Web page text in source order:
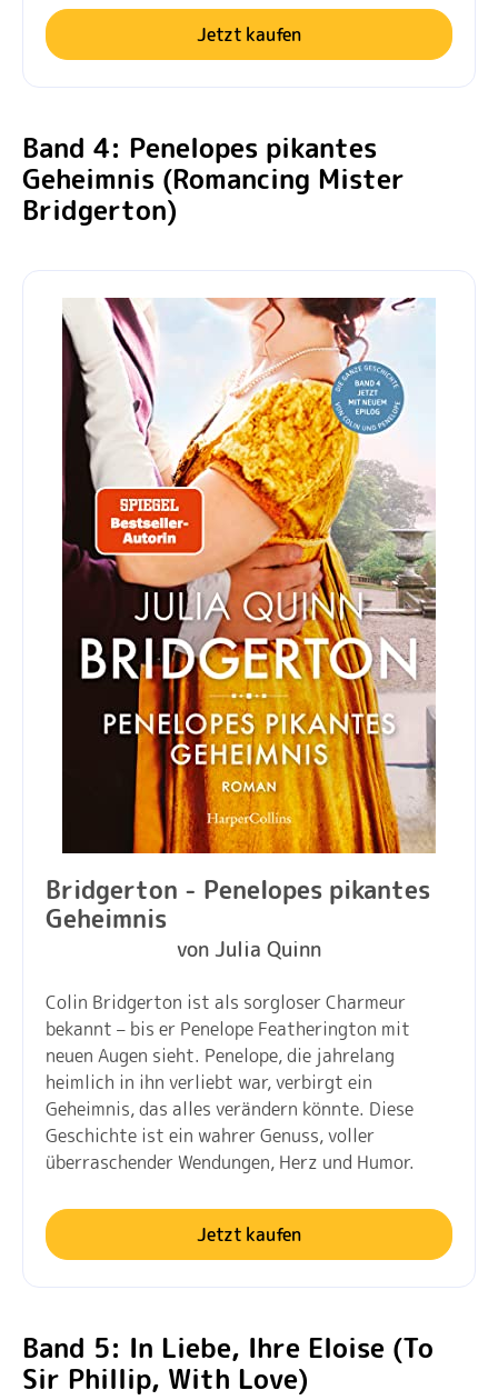
Jetzt kaufen
Band 4: Penelopes pikantes
Geheimnis (Romancing Mister
Bridgerton)
Bridgerton - Penelopes pikantes
Geheimnis
von Julia Quinn
Colin Bridgerton ist als sorgloser Charmeur
bekannt – bis er Penelope Featherington mit
neuen Augen sieht. Penelope, die jahrelang
heimlich in ihn verliebt war, verbirgt ein
Geheimnis, das alles verändern könnte. Diese
Geschichte ist ein wahrer Genuss, voller
überraschender Wendungen, Herz und Humor.
Jetzt kaufen
Band 5: In Liebe, Ihre Eloise (To
Sir Phillip, With Love)